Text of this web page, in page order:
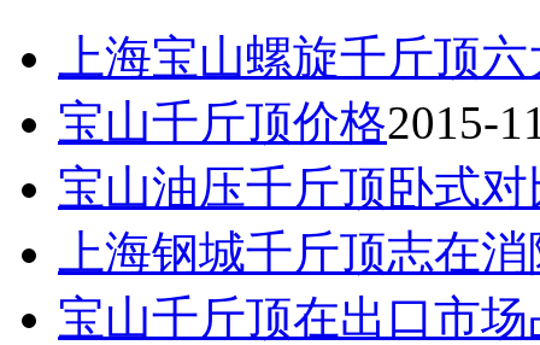
上海宝山螺旋千斤顶
宝山千斤顶价格2015-
宝山油压千斤顶卧式
上海钢城千斤顶志在
宝山千斤顶在出口市